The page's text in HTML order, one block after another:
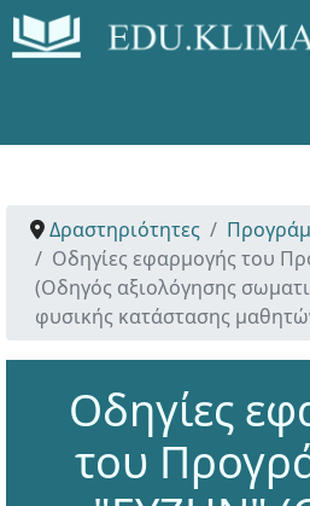
Δραστηριότητες
Οδηγίες εφαρμογής του
(Οδηγός αξιολόγησης
φυσικής κατάστασης
Οδηγίες
του